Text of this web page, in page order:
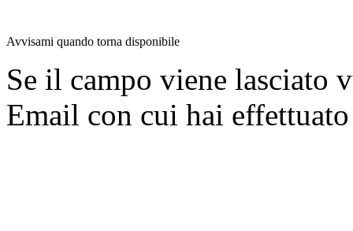
Avvisami quando torna disponibile
Se il campo viene lasciato
Email con cui hai